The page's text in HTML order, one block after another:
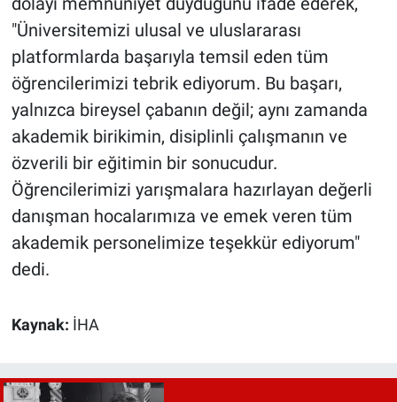
"Üniversitemizi ulusal ve uluslararası
platformlarda başarıyla temsil eden tüm
öğrencilerimizi tebrik ediyorum. Bu başarı,
yalnızca bireysel çabanın değil; aynı zamanda
akademik birikimin, disiplinli çalışmanın ve
özverili bir eğitimin bir sonucudur.
Öğrencilerimizi yarışmalara hazırlayan değerli
danışman hocalarımıza ve emek veren tüm
akademik personelimize teşekkür ediyorum"
dedi.
Kaynak: İHA